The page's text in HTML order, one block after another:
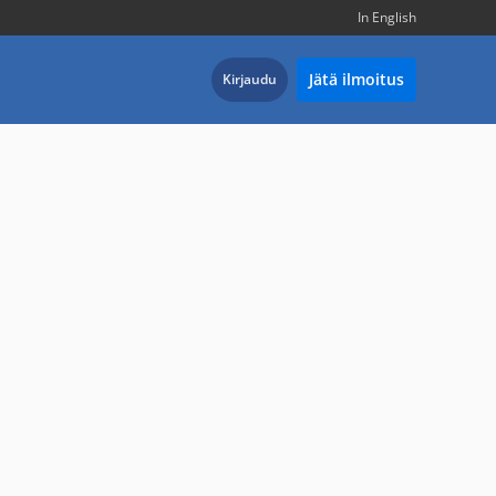
In English
Kirjaudu Jätä ilmoitus